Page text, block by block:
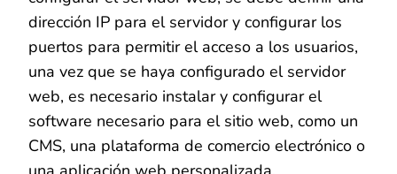
dirección IP para el servidor y configurar los
puertos para permitir el acceso a los usuarios,
una vez que se haya configurado el servidor
web, es necesario instalar y configurar el
software necesario para el sitio web, como un
CMS, una plataforma de comercio electrónico o